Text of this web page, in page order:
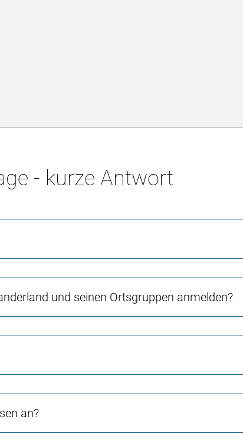
- kurze Antwort
und seinen Ortsgruppen anmelden?
an?